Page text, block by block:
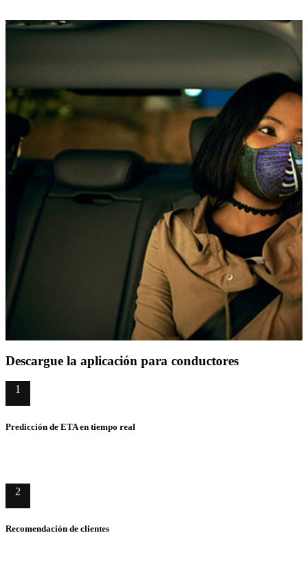
Descargue la aplicación para conductores
1
Predicción de ETA en tiempo real
2
Recomendación de clientes